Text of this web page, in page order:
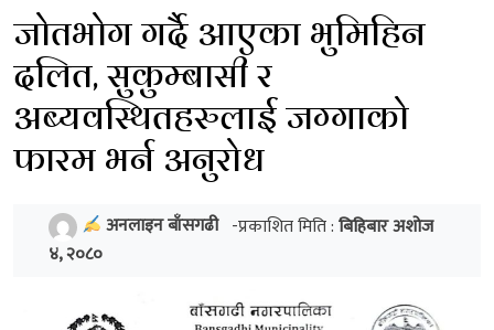
जोतभोग गर्दै आएका भुमिहिन
दलित, सुकुम्बासी र
अब्यवस्थितहरुलाई जग्गाको
फारम भर्न अनुरोध
अनलाइन बाँसगढी -प्रकाशित मिति :बिहिबार अशोज
४, २०८०